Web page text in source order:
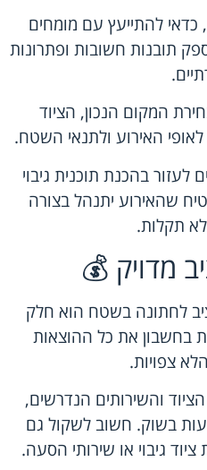
להתייעץ עם מומחים
תובנות חשובות ופתרונות
המקום הנכון, הציוד
האירוע ולתנאי השטח.
לעזור בהכנת תוכנית גיבוי
שהאירוע יתנהל בצורה
תקלות.
מדויק 💰
לחתונה בשטח הוא חלק
בחשבון את כל ההוצאות
צפויות.
והשירותים הנדרשים,
בשוק. חשוב לשקול גם
גיבוי או שירותי הסעה.